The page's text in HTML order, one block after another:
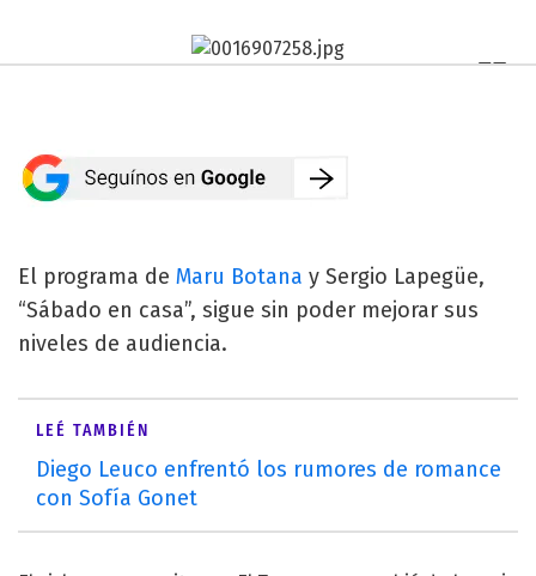
El programa de Maru Botana y Sergio Lapegüe,
“Sábado en casa”, sigue sin poder mejorar sus
niveles de audiencia.
LEÉ TAMBIÉN
Diego Leuco enfrentó los rumores de romance
con Sofía Gonet